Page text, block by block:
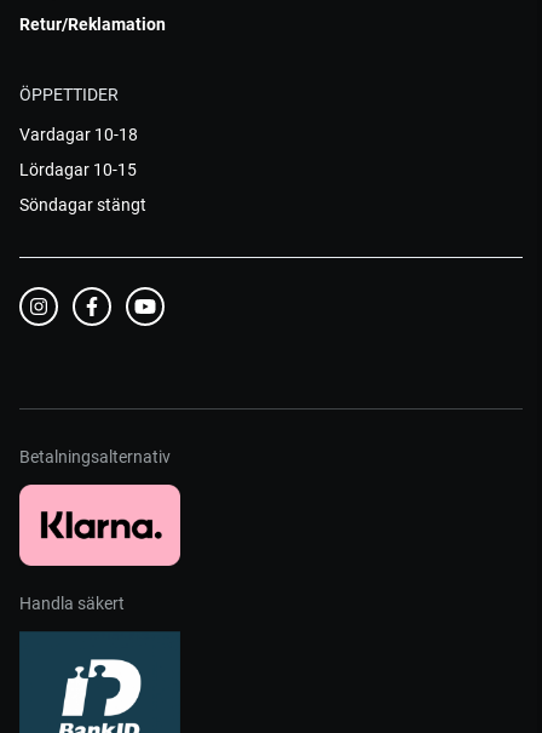
Retur/Reklamation
ÖPPETTIDER
Vardagar 10-18
Lördagar 10-15
Söndagar stängt
Betalningsalternativ
Handla säkert